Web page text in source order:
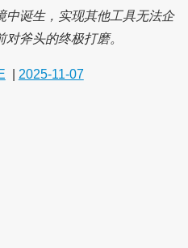
中诞生，实现其他工具无法企
斧头的终极打磨。
2025-11-07